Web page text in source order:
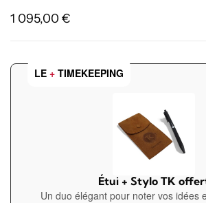
1 095,00 €
LE + TIMEKEEPING
Étui + Stylo TK
Un duo élégant pour noter vos idées